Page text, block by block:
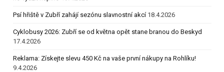
Psí hřiště v Zubří zahájí sezónu slavnostní akcí 18.4.2026
Cyklobusy 2026: Zubří se od května opět stane branou do Beskyd
17.4.2026
Reklama: Získejte slevu 450 Kč na vaše první nákupy na Rohlíku!
9.4.2026